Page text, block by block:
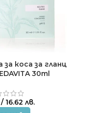
коса за гланц
30ml
/ 16.62 лв.